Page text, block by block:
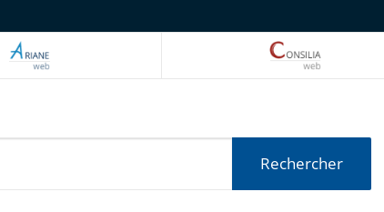
ARIANEWEB
Rechercher